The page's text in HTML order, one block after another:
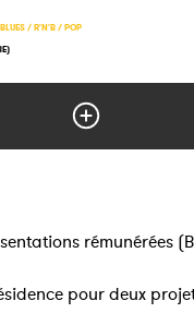
/ R'N'B / POP
rémunérées
pour deux